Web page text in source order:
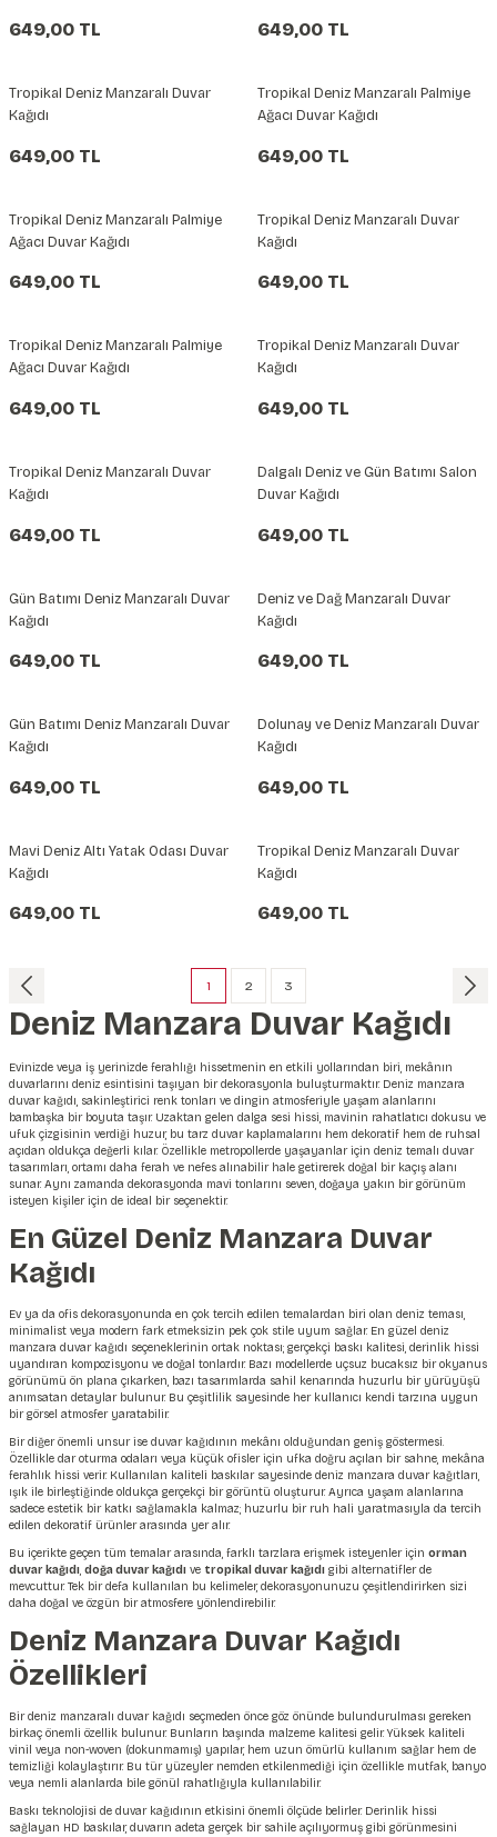
Duvar Kanvası
649,00 TL 649,00 TL
Tropikal Deniz Manzaralı Duvar
Kağıdı
649,00 TL
Tropikal Deniz Manzaralı Palmiye
Ağacı Duvar Kağıdı
649,00 TL
Tropikal Deniz Manzaralı Palmiye
Ağacı Duvar Kağıdı
649,00 TL
Tropikal Deniz Manzaralı Duvar
Kağıdı
649,00 TL
Tropikal Deniz Manzaralı Palmiye
Ağacı Duvar Kağıdı
649,00 TL
Tropikal Deniz Manzaralı Duvar
Kağıdı
649,00 TL
Tropikal Deniz Manzaralı Duvar
Kağıdı
649,00 TL
Dalgalı Deniz ve Gün Batımı Salon
Duvar Kağıdı
649,00 TL
Gün Batımı Deniz Manzaralı Duvar
Kağıdı
649,00 TL
Deniz ve Dağ Manzaralı Duvar
Kağıdı
649,00 TL
Gün Batımı Deniz Manzaralı Duvar
Kağıdı
649,00 TL
Dolunay ve Deniz Manzaralı Duvar
Kağıdı
649,00 TL
Mavi Deniz Altı Yatak Odası Duvar
Kağıdı
649,00 TL
Tropikal Deniz Manzaralı Duvar
Kağıdı
649,00 TL
1 2 3
Deniz Manzara Duvar Kağıdı
Evinizde veya iş yerinizde ferahlığı hissetmenin en etkili yollarından biri, mekânın
duvarlarını deniz esintisini taşıyan bir dekorasyonla buluşturmaktır. Deniz manzara
duvar kağıdı, sakinleştirici renk tonları ve dingin atmosferiyle yaşam alanlarını
bambaşka bir boyuta taşır. Uzaktan gelen dalga sesi hissi, mavinin rahatlatıcı dokusu ve
ufuk çizgisinin verdiği huzur, bu tarz duvar kaplamalarını hem dekoratif hem de ruhsal
açıdan oldukça değerli kılar. Özellikle metropollerde yaşayanlar için deniz temalı duvar
tasarımları, ortamı daha ferah ve nefes alınabilir hale getirerek doğal bir kaçış alanı
sunar. Aynı zamanda dekorasyonda mavi tonlarını seven, doğaya yakın bir görünüm
isteyen kişiler için de ideal bir seçenektir.
En Güzel Deniz Manzara Duvar
Kağıdı
Ev ya da ofis dekorasyonunda en çok tercih edilen temalardan biri olan deniz teması,
minimalist veya modern fark etmeksizin pek çok stile uyum sağlar. En güzel deniz
manzara duvar kağıdı seçeneklerinin ortak noktası; gerçekçi baskı kalitesi, derinlik hissi
uyandıran kompozisyonu ve doğal tonlardır. Bazı modellerde uçsuz bucaksız bir okyanus
görünümü ön plana çıkarken, bazı tasarımlarda sahil kenarında huzurlu bir yürüyüşü
anımsatan detaylar bulunur. Bu çeşitlilik sayesinde her kullanıcı kendi tarzına uygun
bir görsel atmosfer yaratabilir.
Bir diğer önemli unsur ise duvar kağıdının mekânı olduğundan geniş göstermesi.
Özellikle dar oturma odaları veya küçük ofisler için ufka doğru açılan bir sahne, mekâna
ferahlık hissi verir. Kullanılan kaliteli baskılar sayesinde deniz manzara duvar kağıtları,
ışık ile birleştiğinde oldukça gerçekçi bir görüntü oluşturur. Ayrıca yaşam alanlarına
sadece estetik bir katkı sağlamakla kalmaz; huzurlu bir ruh hali yaratmasıyla da tercih
edilen dekoratif ürünler arasında yer alır.
Bu içerikte geçen tüm temalar arasında, farklı tarzlara erişmek isteyenler için orman
duvar kağıdı, doğa duvar kağıdı ve tropikal duvar kağıdı gibi alternatifler de
mevcuttur. Tek bir defa kullanılan bu kelimeler, dekorasyonunuzu çeşitlendirirken sizi
daha doğal ve özgün bir atmosfere yönlendirebilir.
Deniz Manzara Duvar Kağıdı
Özellikleri
Bir deniz manzaralı duvar kağıdı seçmeden önce göz önünde bulundurulması gereken
birkaç önemli özellik bulunur. Bunların başında malzeme kalitesi gelir. Yüksek kaliteli
vinil veya non-woven (dokunmamış) yapılar, hem uzun ömürlü kullanım sağlar hem de
temizliği kolaylaştırır. Bu tür yüzeyler nemden etkilenmediği için özellikle mutfak, banyo
veya nemli alanlarda bile gönül rahatlığıyla kullanılabilir.
Baskı teknolojisi de duvar kağıdının etkisini önemli ölçüde belirler. Derinlik hissi
sağlayan HD baskılar, duvarın adeta gerçek bir sahile açılıyormuş gibi görünmesini